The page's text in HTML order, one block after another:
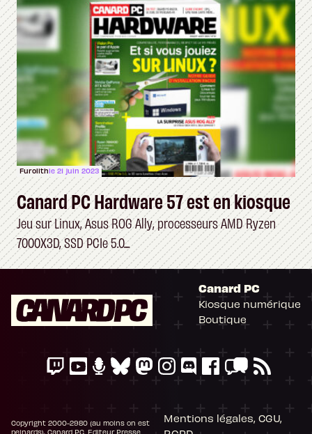
Furolithle 21 juin 2023
Canard PC Hardware 57 est en kiosque
Jeu sur Linux, Asus ROG Ally, processeurs AMD Ryzen
7000X3D, SSD PCIe 5.0....
Canard PC
Kiosque numérique
Boutique
Copyright 2000-2980 (au moins on est
peinards), Canard PC. Editeur Presse
Mentions légales, CGU,